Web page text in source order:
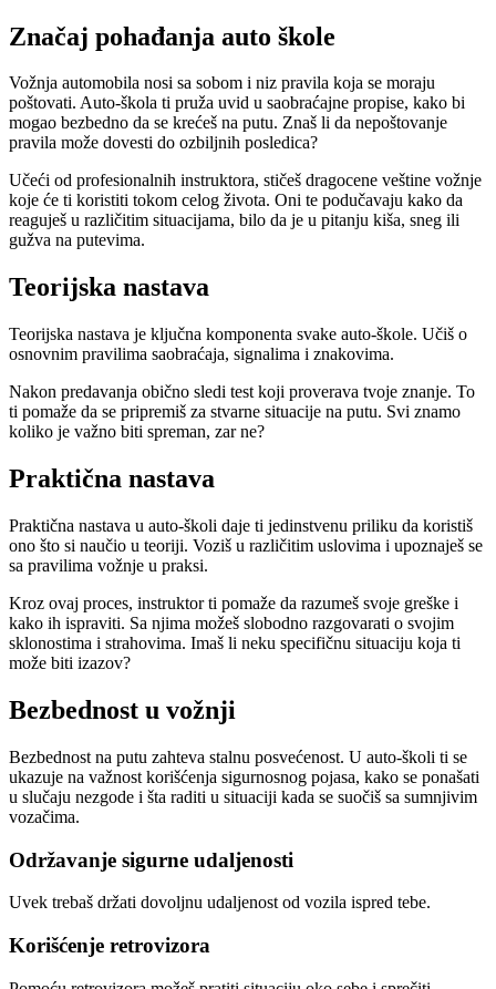
Značaj pohađanja auto škole
Vožnja automobila nosi sa sobom i niz pravila koja se moraju
poštovati. Auto-škola ti pruža uvid u saobraćajne propise, kako bi
mogao bezbedno da se krećeš na putu. Znaš li da nepoštovanje
pravila može dovesti do ozbiljnih posledica?
Učeći od profesionalnih instruktora, stičeš dragocene veštine vožnje
koje će ti koristiti tokom celog života. Oni te podučavaju kako da
reaguješ u različitim situacijama, bilo da je u pitanju kiša, sneg ili
gužva na putevima.
Teorijska nastava
Teorijska nastava je ključna komponenta svake auto-škole. Učiš o
osnovnim pravilima saobraćaja, signalima i znakovima.
Nakon predavanja obično sledi test koji proverava tvoje znanje. To
ti pomaže da se pripremiš za stvarne situacije na putu. Svi znamo
koliko je važno biti spreman, zar ne?
Praktična nastava
Praktična nastava u auto-školi daje ti jedinstvenu priliku da koristiš
ono što si naučio u teoriji. Voziš u različitim uslovima i upoznaješ se
sa pravilima vožnje u praksi.
Kroz ovaj proces, instruktor ti pomaže da razumeš svoje greške i
kako ih ispraviti. Sa njima možeš slobodno razgovarati o svojim
sklonostima i strahovima. Imaš li neku specifičnu situaciju koja ti
može biti izazov?
Bezbednost u vožnji
Bezbednost na putu zahteva stalnu posvećenost. U auto-školi ti se
ukazuje na važnost korišćenja sigurnosnog pojasa, kako se ponašati
u slučaju nezgode i šta raditi u situaciji kada se suočiš sa sumnjivim
vozačima.
Održavanje sigurne udaljenosti
Uvek trebaš držati dovoljnu udaljenost od vozila ispred tebe.
Korišćenje retrovizora